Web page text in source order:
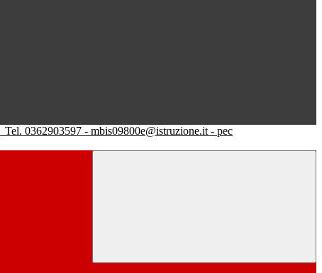
Tel. 0362903597 - mbis09800e@istruzione.it - pec